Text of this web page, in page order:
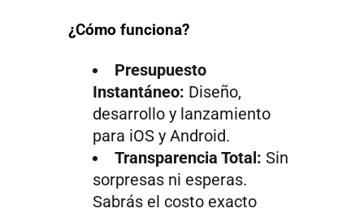
¿Cómo funciona?
Presupuesto
Instantáneo: Diseño,
desarrollo y lanzamiento
para iOS y Android.
Transparencia Total: Sin
sorpresas ni esperas.
Sabrás el costo exacto